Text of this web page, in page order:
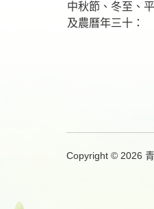
中秋節、冬至、
及農曆年三十：
Copyright © 2026